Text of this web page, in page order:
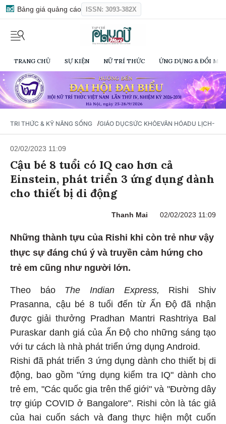
Bảng giá quảng cáo ISSN: 3093-382X
TRANG CHỦ SỰ KIỆN NỮ TRÍ THỨC ỨNG DỤNG & ĐỔI
TRI THỨC & KỸ NĂNG SỐNG /GIÁO DỤCSỨC KHỎEVĂN HÓADU LỊCH-
02/02/2023 11:09
Cậu bé 8 tuổi có IQ cao hơn cả
Einstein, phát triển 3 ứng dụng dành
cho thiết bị di động
Thanh Mai 02/02/2023 11:09
Những thành tựu của Rishi khi còn trẻ như vậy
thực sự đáng chú ý và truyền cảm hứng cho
trẻ em cũng như người lớn.
Theo báo The Indian Express, Rishi Shiv
Prasanna, cậu bé 8 tuổi đến từ Ấn Độ đã nhận
được giải thưởng Pradhan Mantri Rashtriya Bal
Puraskar danh giá của Ấn Độ cho những sáng tạo
với tư cách là nhà phát triển ứng dụng Android.
Rishi đã phát triển 3 ứng dụng dành cho thiết bị di
động, bao gồm "ứng dụng kiểm tra IQ" dành cho
trẻ em, "Các quốc gia trên thế giới" và "Đường dây
trợ giúp COVID ở Bangalore". Rishi còn là tác giả
của hai cuốn sách và đang thực hiện một cuốn